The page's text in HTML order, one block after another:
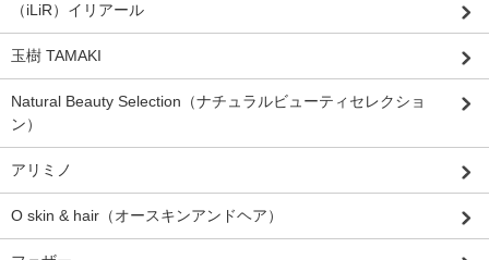
（iLiR）イリアール
玉樹 TAMAKI
Natural Beauty Selection（ナチュラルビューティセレクショ
ン）
アリミノ
O skin & hair（オースキンアンドヘア）